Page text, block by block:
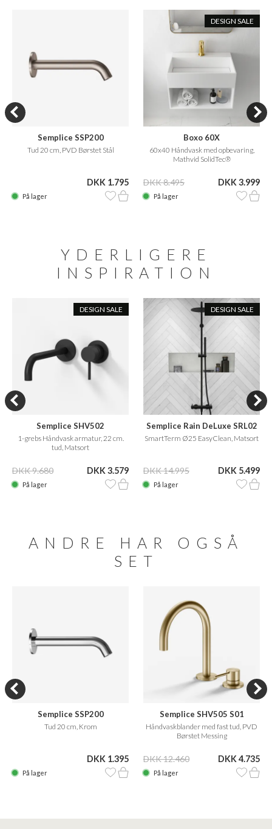
Semplice SSP200
Tud 20 cm, PVD Børstet Stål
DKK 1.795
På lager
DESIGN SALE
Boxo 60X
60x40 Håndvask med opbevaring,
Mathvid SolidTec®
DKK 8.495 DKK 3.999
På lager
YDERLIGERE
INSPIRATION
DESIGN SALE
Semplice SHV502
1-grebs Håndvask armatur, 22 cm.
tud, Matsort
DKK 9.680 DKK 3.579
På lager
DESIGN SALE
Semplice Rain DeLuxe SRL02
SmartTerm Ø25 EasyClean, Matsort
DKK 14.995 DKK 5.499
På lager
ANDRE HAR OGSÅ
SET
Semplice SSP200
Tud 20 cm, Krom
DKK 1.395
På lager
Semplice SHV505 S01
Håndvaskblander med fast tud, PVD
Børstet Messing
DKK 12.460 DKK 4.735
På lager